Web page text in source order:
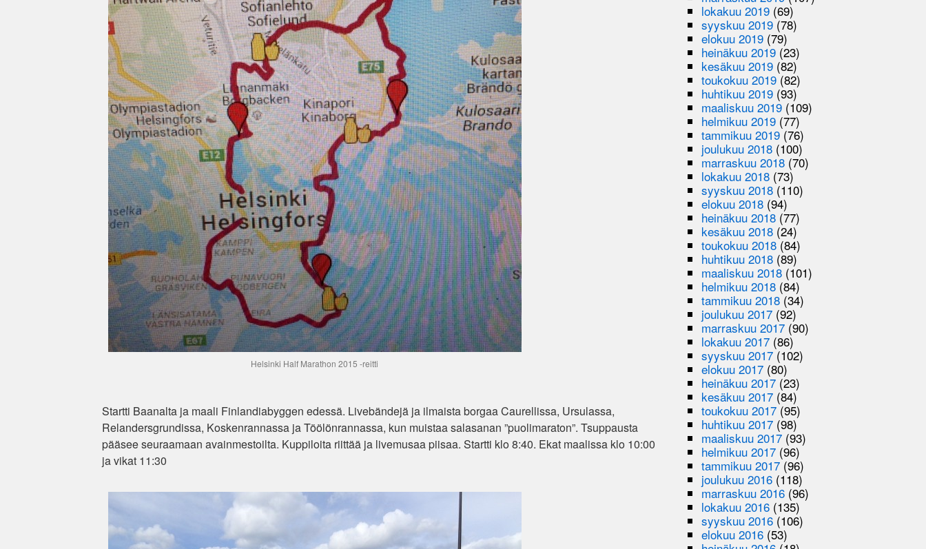
Helsinki Half Marathon 2015 -reitti
Startti Baanalta ja maali Finlandiabyggen edessä. Livebändejä ja ilmaista borgaa Caurellissa, Ursulassa,
Relandersgrundissa, Koskenrannassa ja Töölönrannassa, kun muistaa salasanan ”puolimaraton”. Tsuppausta
pääsee seuraamaan avainmestoilta. Kuppiloita riittää ja livemusaa piisaa. Startti klo 8:40. Ekat maalissa klo 10:00
ja vikat 11:30
lokakuu 2019 (69)
syyskuu 2019(78)
elokuu 2019 (79)
heinäkuu 2019 (23)
kesäkuu 2019 (82)
toukokuu 2019(82)
huhtikuu 2019 (93)
maaliskuu 2019 (109)
helmikuu 2019 (77)
tammikuu 2019(76)
joulukuu 2018 (100)
marraskuu 2018 (70)
lokakuu 2018 (73)
syyskuu 2018(110)
elokuu 2018 (94)
heinäkuu 2018 (77)
kesäkuu 2018 (24)
toukokuu 2018(84)
huhtikuu 2018 (89)
maaliskuu 2018 (101)
helmikuu 2018 (84)
tammikuu 2018(34)
joulukuu 2017 (92)
marraskuu 2017 (90)
lokakuu 2017 (86)
syyskuu 2017(102)
elokuu 2017 (80)
heinäkuu 2017 (23)
kesäkuu 2017 (84)
toukokuu 2017(95)
huhtikuu 2017 (98)
maaliskuu 2017 (93)
helmikuu 2017 (96)
tammikuu 2017(96)
joulukuu 2016 (118)
marraskuu 2016 (96)
lokakuu 2016 (135)
syyskuu 2016(106)
elokuu 2016 (53)